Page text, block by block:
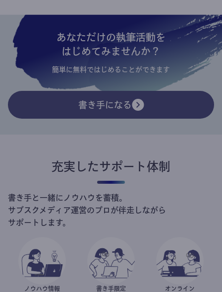
あなただけの執筆活動を
はじめてみませんか？
簡単に無料ではじめることができます
書き手になる
充実したサポート体制
書き手と一緒にノウハウを蓄積。
サブスクメディア運営のプロが伴走しながら
サポートします。
ノウハウ情報
書き手限定
オンライン